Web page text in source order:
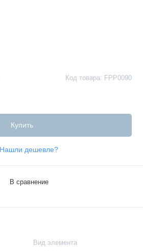
Код товара: FPP0090
Купить
Нашли дешевле?
В сравнение
Вид элемента